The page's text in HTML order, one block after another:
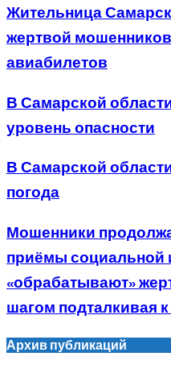
Жительница
жертвой
авиабилетов
В Самарской
уровень опасности
В Самарской
погода
Мошенники
приёмы социальной
«обрабатывают»
шагом подталкивая
Архив публикаций